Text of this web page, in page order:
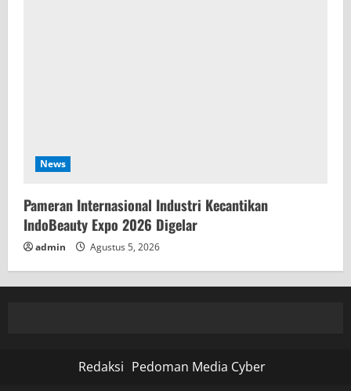
News
Pameran Internasional Industri Kecantikan
IndoBeauty Expo 2026 Digelar
admin Agustus 5, 2026
Redaksi Pedoman Media Cyber